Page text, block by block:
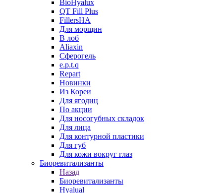
BioHyalux
QT Fill Plus
FillersHA
Для морщин
В лоб
Aliaxin
Сферогель
e.p.t.q
Repart
Новинки
Из Кореи
Для ягодиц
По акции
Для носогубных складок
Для лица
Для контурной пластики
Для губ
Для кожи вокруг глаз
Биоревитализанты
Назад
Биоревитализанты
Hyalual